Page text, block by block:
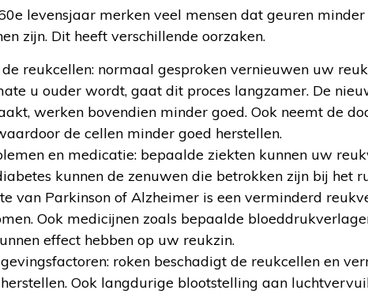
levensjaar merken veel mensen dat geuren
zijn. Dit heeft verschillende oorzaken.
reukcellen: normaal gesproken vernieuwen uw
u ouder wordt, gaat dit proces langzamer. De
werken bovendien minder goed. Ook neemt de
de cellen minder goed herstellen.
en medicatie: bepaalde ziekten kunnen uw
kunnen de zenuwen die betrokken zijn bij het
van Parkinson of Alzheimer is een verminderd
Ook medicijnen zoals bepaalde
effect hebben op uw reukzin.
roken beschadigt de reukcellen en
Ook langdurige blootstelling aan